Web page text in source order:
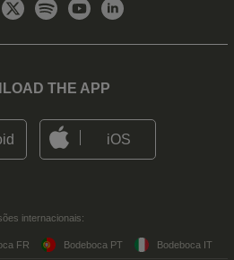
THE APP
iOS
internacionais:
FR Bodeboca PT Bodeboca IT